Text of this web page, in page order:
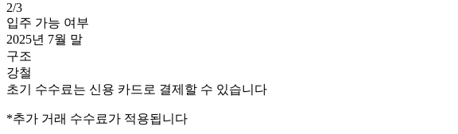
2/3
입주 가능 여부
2025년 7월 말
구조
강철
초기 수수료는 신용 카드로 결제할 수 있습니다
*추가 거래 수수료가 적용됩니다